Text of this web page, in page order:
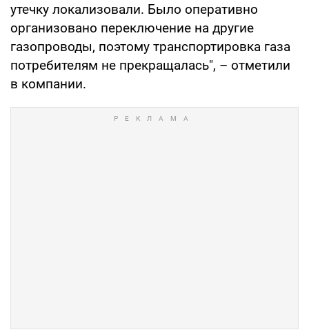
утечку локализовали. Было оперативно
организовано переключение на другие
газопроводы, поэтому транспортировка газа
потребителям не прекращалась", – отметили
в компании.